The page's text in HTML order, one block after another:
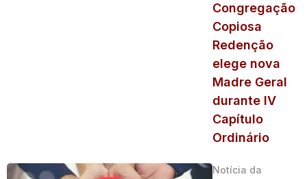
Congregação
Copiosa
Redenção
elege nova
Madre Geral
durante IV
Capítulo
Ordinário
Notícia da